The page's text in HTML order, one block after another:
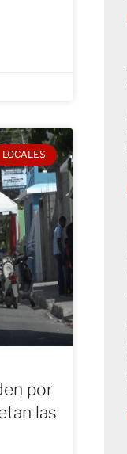
LOCALES
por
las